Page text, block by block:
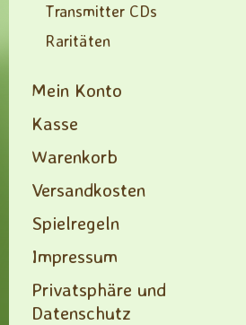
Transmitter CDs
Raritäten
Mein Konto
Kasse
Warenkorb
Versandkosten
Spielregeln
Impressum
Privatsphäre und
Datenschutz